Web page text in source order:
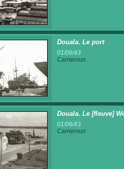
Douala. Le port
01/06/43
Cameroun
Douala. Le [fleuve]
01/06/43
Cameroun